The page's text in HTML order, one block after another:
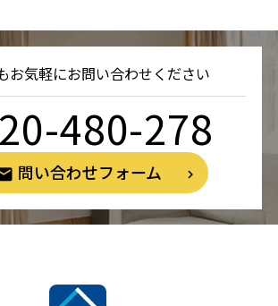
お気軽にお問い合わせください
480-278
問い合わせフォーム